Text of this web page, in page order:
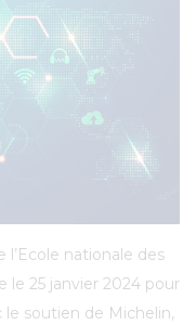
l’Ecole nationale des
le 25 janvier 2024 pour
le soutien de Michelin,